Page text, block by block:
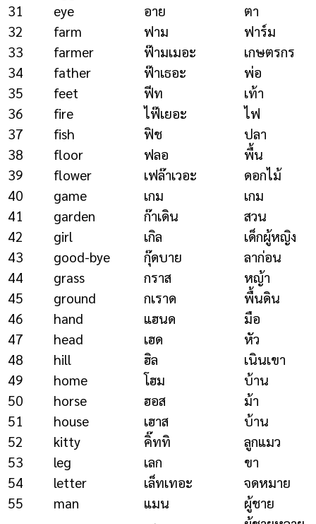
31
eye อาย
ตา
32
farm ฟาม
ฟาร์ม
33
farmer ฟ๊ามเมอะ
เกษตรกร
34
father ฟ๊าเธอะ
พ่อ
35
feet ฟีท
เท้า
36
fire ไฟ๊เยอะ
ไฟ
37
fish ฟิช
ปลา
38
floor ฟลอ
พื้น
39
flower เฟล๊าเวอะ
ดอกไม้
40
game เกม
เกม
41
garden ก๊าเดิน
สวน
42
girl เกิล
เด็กผู้หญิง
43
good-bye กุ๊ดบาย
ลาก่อน
44
grass กราส
หญ้า
45
ground กเราด
พื้นดิน
46
hand แฮนด
มือ
47
head เฮด
หัว
48
hill ฮิล
เนินเขา
49
home โฮม
บ้าน
50
horse ฮอส
ม้า
51
house เฮาส
บ้าน
52
kitty คิ๊ททิ
ลูกแมว
53
leg เลก
ขา
54
letter เล็ทเทอะ
จดหมาย
55
man แมน
ผู้ชาย